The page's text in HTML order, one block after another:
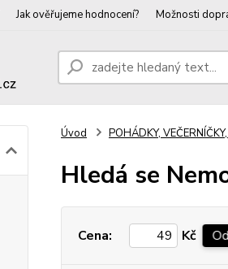
Jak ověřujeme hodnocení? Možnosti
Úvod POHÁDKY,
Hledá se
Cena: Kč Od